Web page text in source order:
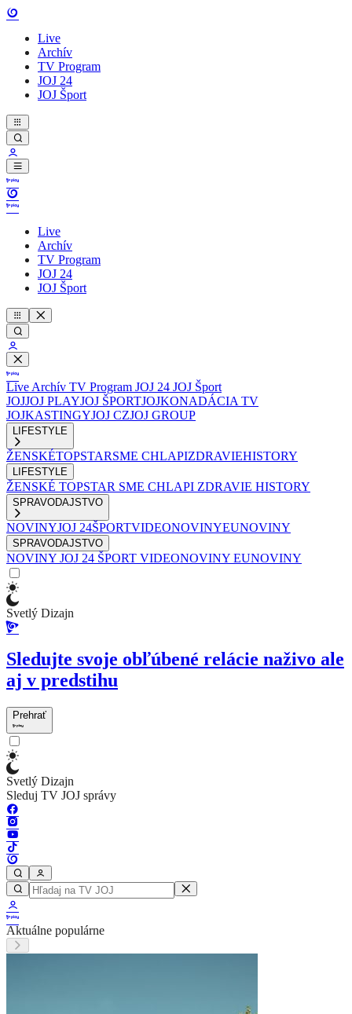
Live
Archív
TV Program
JOJ 24
JOJ Šport
Live
Archív
TV Program
JOJ 24
JOJ Šport
Live Archív TV Program JOJ 24 JOJ Šport
JOJJOJ PLAYJOJ ŠPORTJOJKONADÁCIA TV
JOJKASTINGYJOJ CZJOJ GROUP
LIFESTYLE
ŽENSKÉTOPSTARSME CHLAPIZDRAVIEHISTORY
LIFESTYLE
ŽENSKÉ TOPSTAR SME CHLAPI ZDRAVIE HISTORY
SPRAVODAJSTVO
NOVINYJOJ 24ŠPORTVIDEONOVINYEUNOVINY
SPRAVODAJSTVO
NOVINY JOJ 24 ŠPORT VIDEONOVINY EUNOVINY
Svetlý Dizajn
Sledujte svoje obľúbené relácie naživo ale
aj v predstihu
Prehrať
Svetlý Dizajn
Sleduj TV JOJ správy
Aktuálne populárne